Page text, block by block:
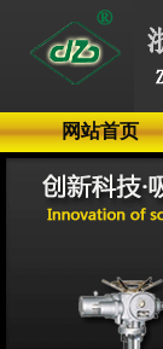
网站首页